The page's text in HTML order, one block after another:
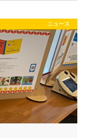
ニュース